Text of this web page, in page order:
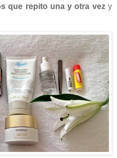
que repito una y otra vezy